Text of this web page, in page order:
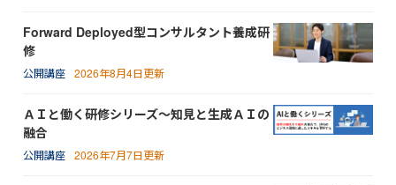
Forward Deployed型コンサルタント養成研
修
公開講座 2026年8月4日更新
ＡＩと働く研修シリーズ～知見と生成ＡＩの
融合
公開講座 2026年7月7日更新